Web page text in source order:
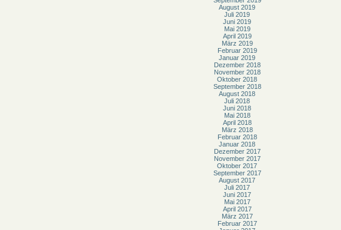
August 2019
Juli 2019
Juni 2019
Mai 2019
April 2019
März 2019
Februar 2019
Januar 2019
Dezember 2018
November 2018
Oktober 2018
September 2018
August 2018
Juli 2018
Juni 2018
Mai 2018
April 2018
März 2018
Februar 2018
Januar 2018
Dezember 2017
November 2017
Oktober 2017
September 2017
August 2017
Juli 2017
Juni 2017
Mai 2017
April 2017
März 2017
Februar 2017